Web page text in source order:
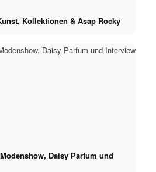
Kollektionen & Asap Rocky
Daisy Parfum und